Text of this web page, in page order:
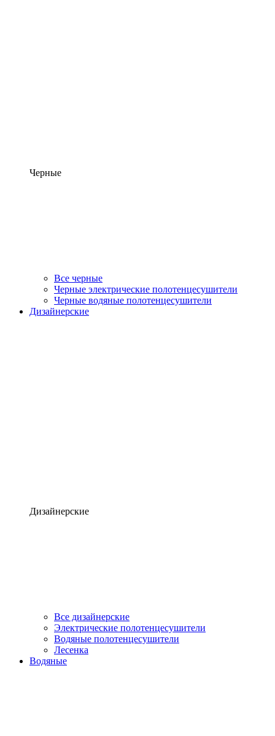
Черные
Все черные
Черные электрические полотенцесушители
Черные водяные полотенцесушители
Дизайнерские
Дизайнерские
Все дизайнерские
Электрические полотенцесушители
Водяные полотенцесушители
Лесенка
Водяные